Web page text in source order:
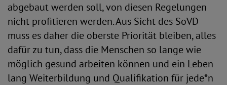
abgebaut werden soll, von diesen Regelungen
nicht profitieren werden. Aus Sicht des SoVD
muss es daher die oberste Priorität bleiben, alles
dafür zu tun, dass die Menschen so lange wie
möglich gesund arbeiten können und ein Leben
lang Weiterbildung und Qualifikation für jede*n